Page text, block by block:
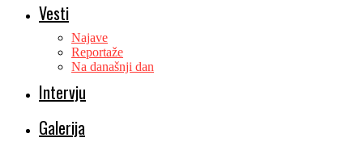
Vesti
Najave
Reportaže
Na današnji dan
Intervju
Galerija